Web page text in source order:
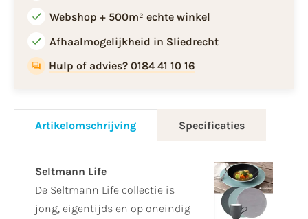
Webshop + 500m² echte winkel
Afhaalmogelijkheid in Sliedrecht
Hulp of advies? 0184 41 10 16
Artikelomschrijving Specificaties
Seltmann Life
De Seltmann Life collectie is
jong, eigentijds en op oneindig